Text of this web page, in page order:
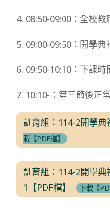
4. 08:50-09:00：全校
5. 09:00-09:50：開學
6. 09:50-10:10：下課時
7. 10:10-：第三節後正
訓育組：114-2開學典
載【PDF檔】
訓育組：114-2開學典
1【PDF檔】
下載【